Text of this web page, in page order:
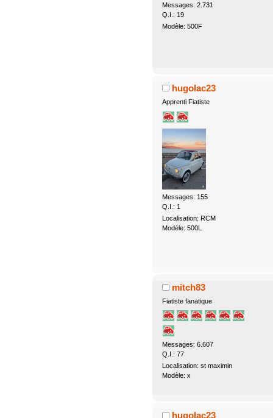
Messages: 2.731
Q.I.: 19
Modèle: 500F
hugolac23
Apprenti Fiatiste
Messages: 155
Q.I.: 1
Localisation: RCM
Modèle: 500L
mitch83
Fiatiste fanatique
Messages: 6.607
Q.I.: 77
Localisation: st maximin
Modèle: x
hugolac23